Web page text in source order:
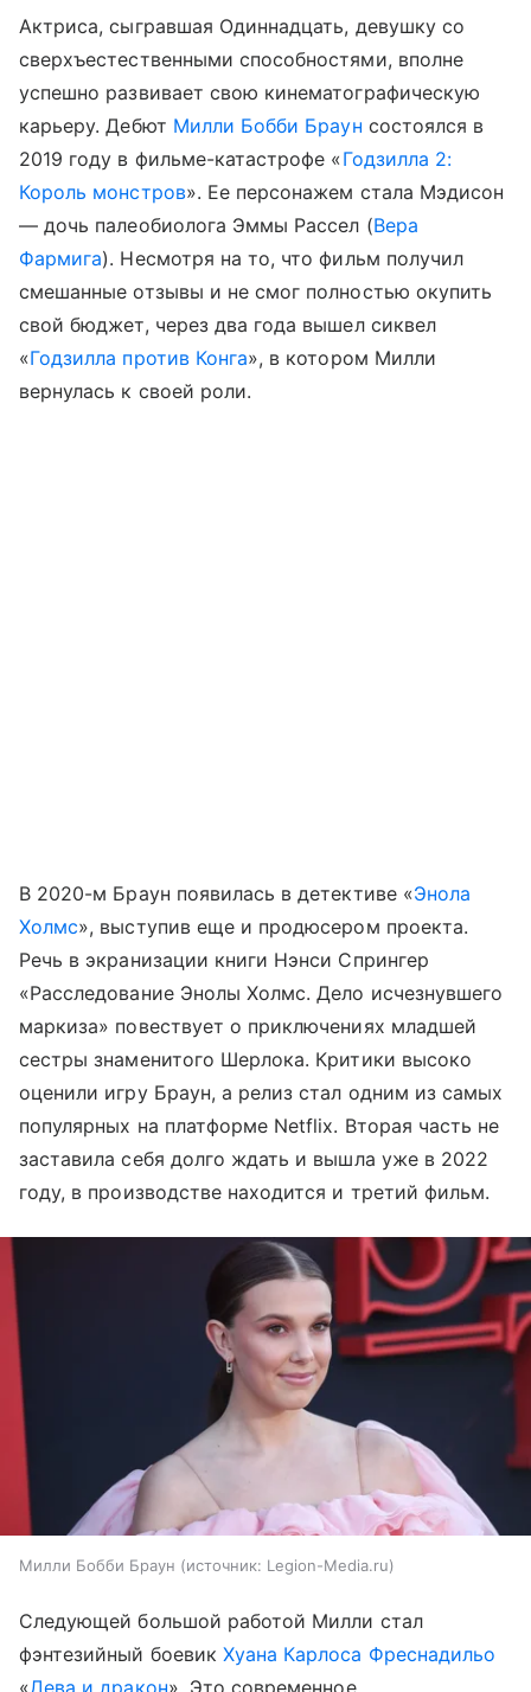
Актриса, сыгравшая Одиннадцать, девушку со
сверхъестественными способностями, вполне
успешно развивает свою кинематографическую
карьеру. Дебют Милли Бобби Браун состоялся в
2019 году в фильме-катастрофе «Годзилла 2:
Король монстров». Ее персонажем стала Мэдисон
— дочь палеобиолога Эммы Рассел (Вера
Фармига). Несмотря на то, что фильм получил
смешанные отзывы и не смог полностью окупить
свой бюджет, через два года вышел сиквел
«Годзилла против Конга», в котором Милли
вернулась к своей роли.
В 2020-м Браун появилась в детективе «Энола
Холмс», выступив еще и продюсером проекта.
Речь в экранизации книги Нэнси Спрингер
«Расследование Энолы Холмс. Дело исчезнувшего
маркиза» повествует о приключениях младшей
сестры знаменитого Шерлока. Критики высоко
оценили игру Браун, а релиз стал одним из самых
популярных на платформе Netflix. Вторая часть не
заставила себя долго ждать и вышла уже в 2022
году, в производстве находится и третий фильм.
Милли Бобби Браун источник: Legion-Media.ru
Следующей большой работой Милли стал
фэнтезийный боевик Хуана Карлоса Фреснадильо